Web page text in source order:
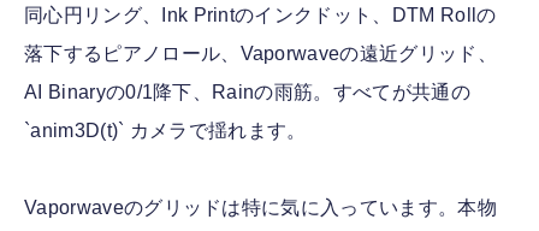
同心円リング、Ink Printのインクドット、DTM Rollの
落下するピアノロール、Vaporwaveの遠近グリッド、
AI Binaryの0/1降下、Rainの雨筋。すべてが共通の
`anim3D(t)` カメラで揺れます。
Vaporwaveのグリッドは特に気に入っています。本物